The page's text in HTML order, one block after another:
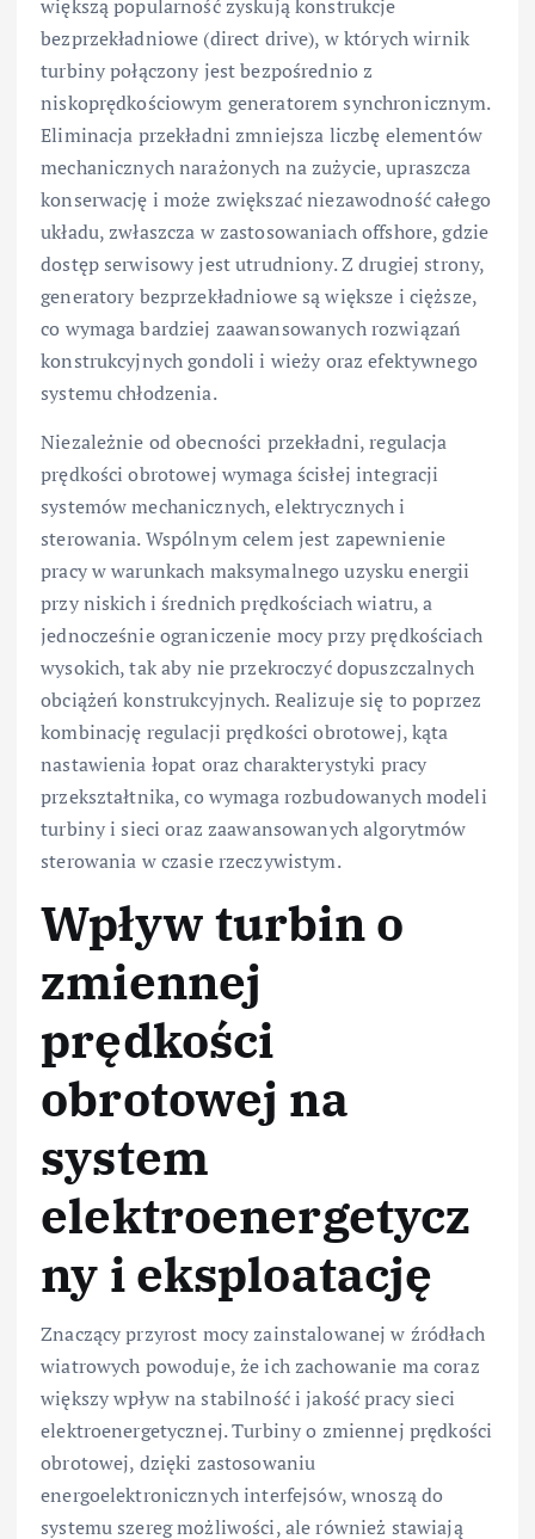
większą popularność zyskują konstrukcje
bezprzekładniowe (direct drive), w których wirnik
turbiny połączony jest bezpośrednio z
niskoprędkościowym generatorem synchronicznym.
Eliminacja przekładni zmniejsza liczbę elementów
mechanicznych narażonych na zużycie, upraszcza
konserwację i może zwiększać niezawodność całego
układu, zwłaszcza w zastosowaniach offshore, gdzie
dostęp serwisowy jest utrudniony. Z drugiej strony,
generatory bezprzekładniowe są większe i cięższe,
co wymaga bardziej zaawansowanych rozwiązań
konstrukcyjnych gondoli i wieży oraz efektywnego
systemu chłodzenia.
Niezależnie od obecności przekładni, regulacja
prędkości obrotowej wymaga ścisłej integracji
systemów mechanicznych, elektrycznych i
sterowania. Wspólnym celem jest zapewnienie
pracy w warunkach maksymalnego uzysku energii
przy niskich i średnich prędkościach wiatru, a
jednocześnie ograniczenie mocy przy prędkościach
wysokich, tak aby nie przekroczyć dopuszczalnych
obciążeń konstrukcyjnych. Realizuje się to poprzez
kombinację regulacji prędkości obrotowej, kąta
nastawienia łopat oraz charakterystyki pracy
przekształtnika, co wymaga rozbudowanych modeli
turbiny i sieci oraz zaawansowanych algorytmów
sterowania w czasie rzeczywistym.
Wpływ turbin o
zmiennej
prędkości
obrotowej na
system
elektroenergetycz
ny i eksploatację
Znaczący przyrost mocy zainstalowanej w źródłach
wiatrowych powoduje, że ich zachowanie ma coraz
większy wpływ na stabilność i jakość pracy sieci
elektroenergetycznej. Turbiny o zmiennej prędkości
obrotowej, dzięki zastosowaniu
energoelektronicznych interfejsów, wnoszą do
systemu szereg możliwości, ale również stawiają